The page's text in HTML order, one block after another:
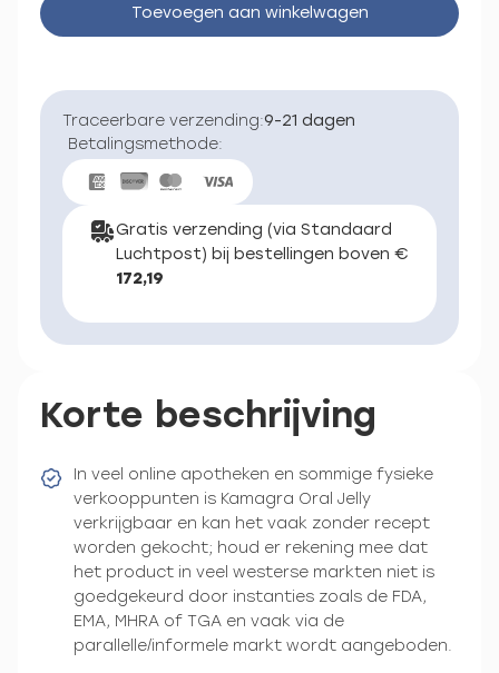
Toevoegen aan winkelwagen
Traceerbare verzending:9-21 dagen
Betalingsmethode:
Gratis verzending (via Standaard
Luchtpost) bij bestellingen boven €
172,19
Korte beschrijving
In veel online apotheken en sommige fysieke
verkooppunten is Kamagra Oral Jelly
verkrijgbaar en kan het vaak zonder recept
worden gekocht; houd er rekening mee dat
het product in veel westerse markten niet is
goedgekeurd door instanties zoals de FDA,
EMA, MHRA of TGA en vaak via de
parallelle/informele markt wordt aangeboden.